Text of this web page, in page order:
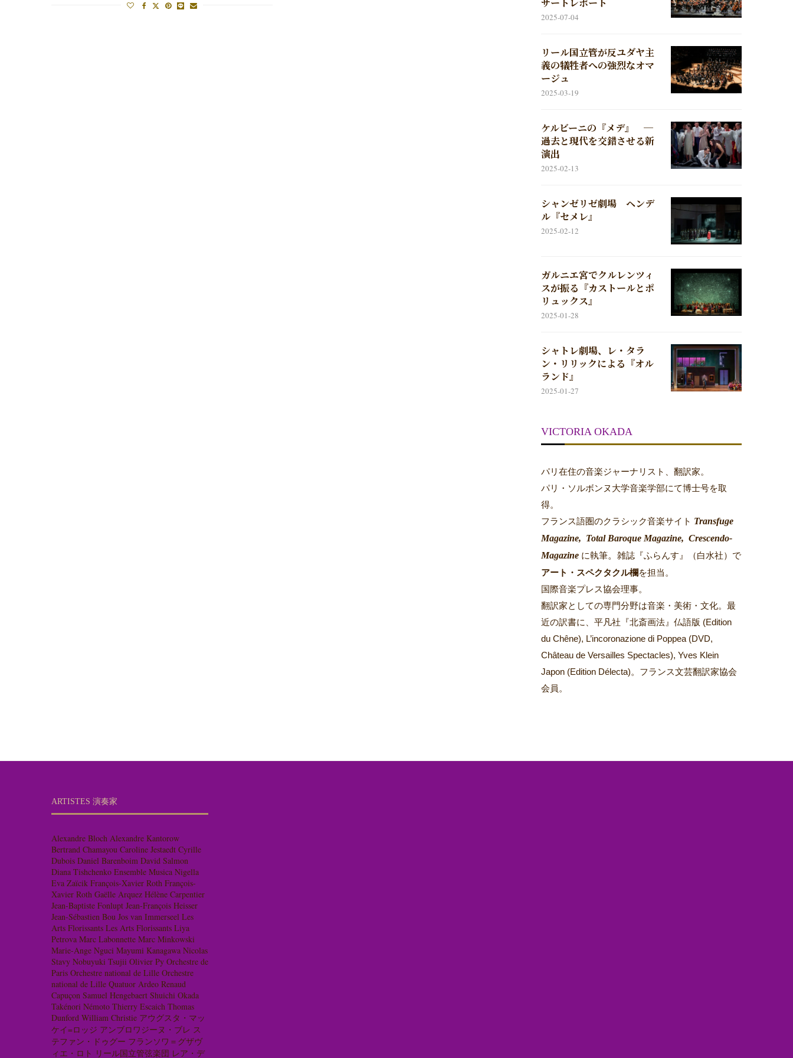
2025-07-04
リール国立管が反ユダヤ主
義の犠牲者への強烈なオマ
ージュ
2025-03-19
ケルビーニの『メデ』 ─
過去と現代を交錯させる新
演出
2025-02-13
シャンゼリゼ劇場 ヘンデ
ル『セメレ』
2025-02-12
ガルニエ宮でクルレンツィ
スが振る『カストールとポ
リュックス』
2025-01-28
シャトレ劇場、レ・タラ
ン・リリックによる『オル
ランド』
2025-01-27
VICTORIA OKADA
パリ在住の音楽ジャーナリスト、翻訳家。
パリ・ソルボンヌ大学音楽学部にて博士号を取
得。
フランス語圏のクラシック音楽サイト Transfuge
Magazine, Total Baroque Magazine, Crescendo-
Magazine に執筆。 雑誌『ふらんす』（白水社）で
アート・スペクタクル欄を担当。
国際音楽プレス協会理事。
翻訳家としての専門分野は音楽・美術・文化。最
近の訳書に、平凡社『北斎画法』仏語版 (Edition
du Chêne), L’incoronazione di Poppea (DVD,
Château de Versailles Spectacles), Yves Klein
Japon (Edition Délecta)。フランス文芸翻訳家協会
会員。
ARTISTES 演奏家
Alexandre Bloch Alexandre Kantorow
Bertrand Chamayou Caroline Jestaedt Cyrille
Dubois Daniel Barenboim David Salmon
Diana Tishchenko Ensemble Musica Nigella
Eva Zaïcik François-Xavier Roth François-
Xavier Roth Gaëlle Arquez Hélène Carpentier
Jean-Baptiste Fonlupt Jean-François Heisser
Jean-Sébastien Bou Jos van Immerseel Les
Arts Florissants Les Arts Florissants Liya
Petrova Marc Labonnette Marc Minkowski
Marie-Ange Nguci Mayumi Kanagawa Nicolas
Stavy Nobuyuki Tsujii Olivier Py Orchestre de
Paris Orchestre national de Lille Orchestre
national de Lille Quatuor Ardeo Renaud
Capuçon Samuel Hengebaert Shuichi Okada
Takénori Némoto Thierry Escaich Thomas
Dunford William Christie アウグスタ・マッ
ケイ=ロッジ アンブロワジーヌ・ブレ ス
テファン・ドゥグー フランソワ＝グザヴ
ィエ・ロト リール国立管弦楽団 レア・デ